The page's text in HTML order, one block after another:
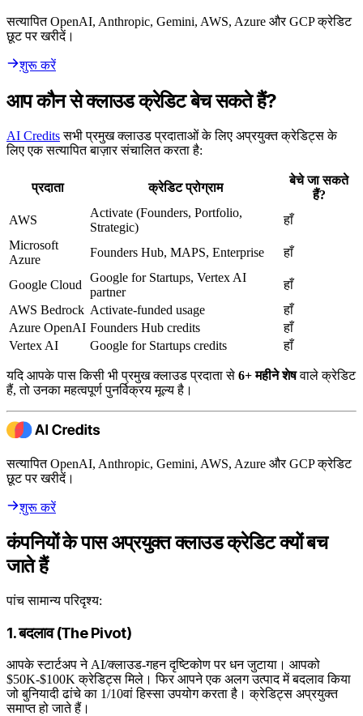
सत्यापित OpenAI, Anthropic, Gemini, AWS, Azure और GCP क्रेडिट
छूट पर खरीदें।
शुरू करें
आप कौन से क्लाउड क्रेडिट बेच सकते हैं?
AI Creditsसभी प्रमुख क्लाउड प्रदाताओं के लिए अप्रयुक्त क्रेडिट्स के
लिए एक सत्यापित बाज़ार संचालित करता है:
प्रदाता क्रेडिट प्रोग्राम
बेचे जा सकते
हैं?
AWS
Activate (Founders, Portfolio,
Strategic)
हाँ
Microsoft
Azure
Founders Hub, MAPS, Enterprise हाँ
Google Cloud
Google for Startups, Vertex AI
partner
हाँ
AWS Bedrock Activate-funded usage
हाँ
Azure OpenAI Founders Hub credits
हाँ
Vertex AI
Google for Startups credits हाँ
यदि आपके पास किसी भी प्रमुख क्लाउड प्रदाता से 6+ महीने शेषवाले क्रेडिट
हैं, तो उनका महत्वपूर्ण पुनर्विक्रय मूल्य है।
सत्यापित OpenAI, Anthropic, Gemini, AWS, Azure और GCP क्रेडिट
छूट पर खरीदें।
शुरू करें
कंपनियों के पास अप्रयुक्त क्लाउड क्रेडिट क्यों बच
जाते हैं
पांच सामान्य परिदृश्य:
1. बदलाव (The Pivot)
आपके स्टार्टअप ने AI/क्लाउड-गहन दृष्टिकोण पर धन जुटाया। आपको
$50K-$100K क्रेडिट्स मिले। फिर आपने एक अलग उत्पाद में बदलाव किया
जो बुनियादी ढांचे का 1/10वां हिस्सा उपयोग करता है। क्रेडिट्स अप्रयुक्त
समाप्त हो जाते हैं।